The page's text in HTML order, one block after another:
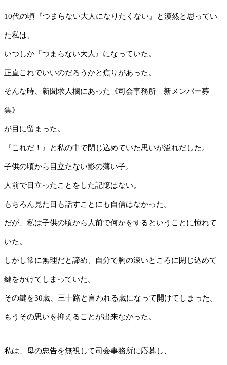
10代の頃『つまらない大人になりたくない』と漠然と思ってい
た私は、
いつしか『つまらない大人』になっていた。
正直これでいいのだろうかと焦りがあった。
そんな時、新聞求人欄にあった《司会事務所 新メンバー募
集》
が目に留まった。
『これだ！』と私の中で閉じ込めていた思いが溢れだした。
子供の頃から目立たない影の薄い子。
人前で目立ったことをした記憶はない。
もちろん見た目も話すことにも自信はなかった。
だが、私は子供の頃から人前で何かをするということに憧れて
いた。
しかし常に無理だと諦め、自分で胸の深いところに閉じ込めて
鍵をかけてしまっていた。
その鍵を30歳、三十路と言われる歳になって開けてしまった。
もうその思いを抑えることが出来なかった。
私は、母の忠告を無視して司会事務所に応募し、